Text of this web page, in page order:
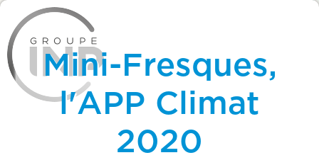
Mini-Fresques,
l'APP Climat
2020